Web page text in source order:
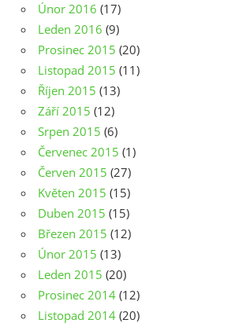
Únor 2016 (17)
Leden 2016 (9)
Prosinec 2015 (20)
Listopad 2015 (11)
Říjen 2015 (13)
Září 2015 (12)
Srpen 2015 (6)
Červenec 2015 (1)
Červen 2015 (27)
Květen 2015 (15)
Duben 2015 (15)
Březen 2015 (12)
Únor 2015 (13)
Leden 2015 (20)
Prosinec 2014 (12)
Listopad 2014 (20)